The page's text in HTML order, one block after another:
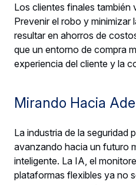
Los clientes finales también
Prevenir el robo y minimizar
resultar en ahorros de
que un entorno de compra
experiencia del cliente y la
Mirando Hacia
La industria de la seguridad
avanzando hacia un futuro
inteligente. La IA, el
plataformas flexibles ya no